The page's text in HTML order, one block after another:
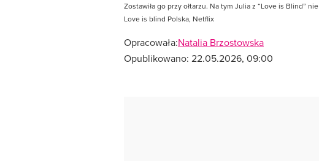
Zostawiła go przy ołtarzu. Na tym Julia z “Love is Blind”
Love is blind Polska, Netflix
Opracowała:Natalia Brzostowska
Opublikowano: 22.05.2026, 09:00